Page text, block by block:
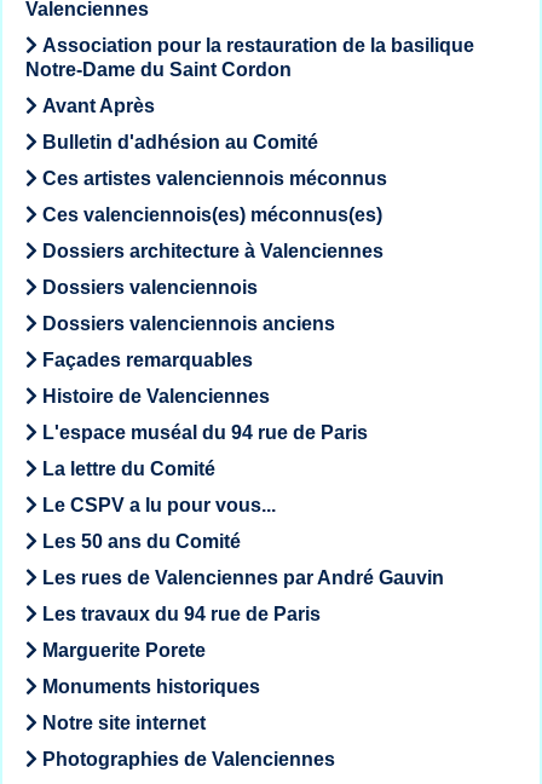
Valenciennes
Association pour la restauration de la basilique
Notre-Dame du Saint Cordon
Avant Après
Bulletin d'adhésion au Comité
Ces artistes valenciennois méconnus
Ces valenciennois(es) méconnus(es)
Dossiers architecture à Valenciennes
Dossiers valenciennois
Dossiers valenciennois anciens
Façades remarquables
Histoire de Valenciennes
L'espace muséal du 94 rue de Paris
La lettre du Comité
Le CSPV a lu pour vous...
Les 50 ans du Comité
Les rues de Valenciennes par André Gauvin
Les travaux du 94 rue de Paris
Marguerite Porete
Monuments historiques
Notre site internet
Photographies de Valenciennes